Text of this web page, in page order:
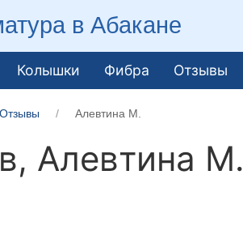
в Абакане
Колышки Фибра Отзывы
Отзывы Алевтина М.
Алевтина М.